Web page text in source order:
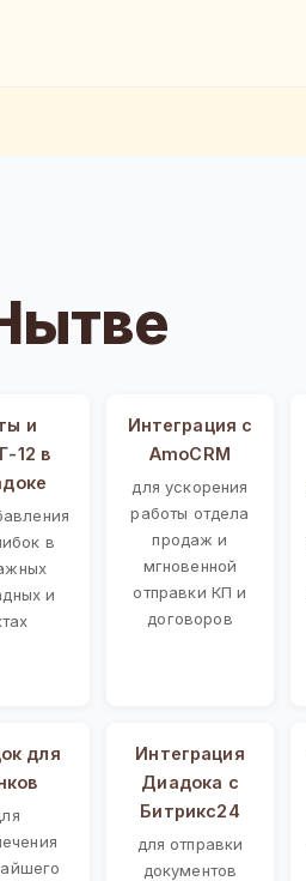
и
12 в
в
и
Интеграция с
AmoCRM
для ускорения
работы отдела
продаж и
мгновенной
отправки КП и
договоров
для
Интеграция
Диадока с
Битрикс24
для отправки
документов